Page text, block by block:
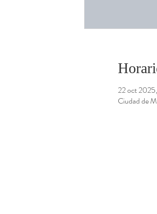
22 oct
Ciudad de